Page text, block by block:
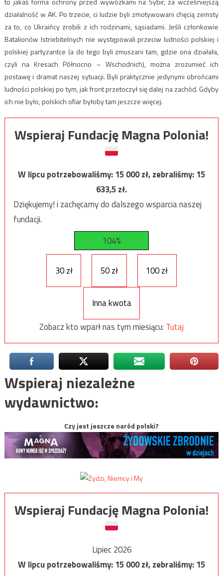
działalność w AK. Po trzecie, ci ludzie byli zmotywowani chęcią zemsty
za to, co Ukraińcy zrobili z ich rodzinami, sąsiadami. Jeśli członkowie
Batalionów Istriebitelnych nie występowali przeciw ludności polskiej i
polskiej partyzantce (a do tego byli zmuszani tam, gdzie ona działała,
czyli na Kresach Północno – Wschodnich), można zrozumieć ich
postawę i dramat naszej sytuacji. Byli praktycznie jedynymi obrońcami
ludności polskiej po tym, jak front przetoczył się dalej na zachód. Gdyby
ich nie było, polskich ofiar byłoby tam jeszcze więcej.
Wspieraj Fundację Magna Polonia!
W lipcu potrzebowaliśmy:15 000zł, zebraliśmy:15
633,5zł.
Dziękujemy! i zachęcamy do dalszego wsparcia naszej
fundacji.
104%
30 zł 50 zł 100 zł
Inna kwota
Zobacz kto wparł nas tym miesiącu: Tutaj
Wspieraj niezależne
wydawnictwo:
Czy jest jeszcze naród polski?
Wspieraj Fundację Magna Polonia!
Lipiec 2026
W lipcu potrzebowaliśmy:15 000zł, zebraliśmy:15